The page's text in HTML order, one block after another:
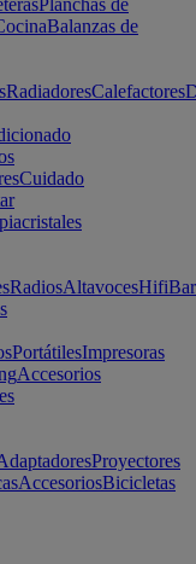
Planchas de
Balanzas de
RadiadoresCalefactores
Cuidado
RadiosAltavocesHifi
PortátilesImpresoras
Accesorios
Proyectores
AccesoriosBicicletas